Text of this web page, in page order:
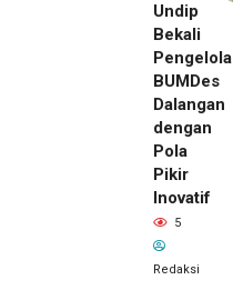
Undip
Bekali
Pengelola
BUMDes
Dalangan
dengan
Pola
Pikir
Inovatif
5
Redaksi
Pemilik
Royal
Phone